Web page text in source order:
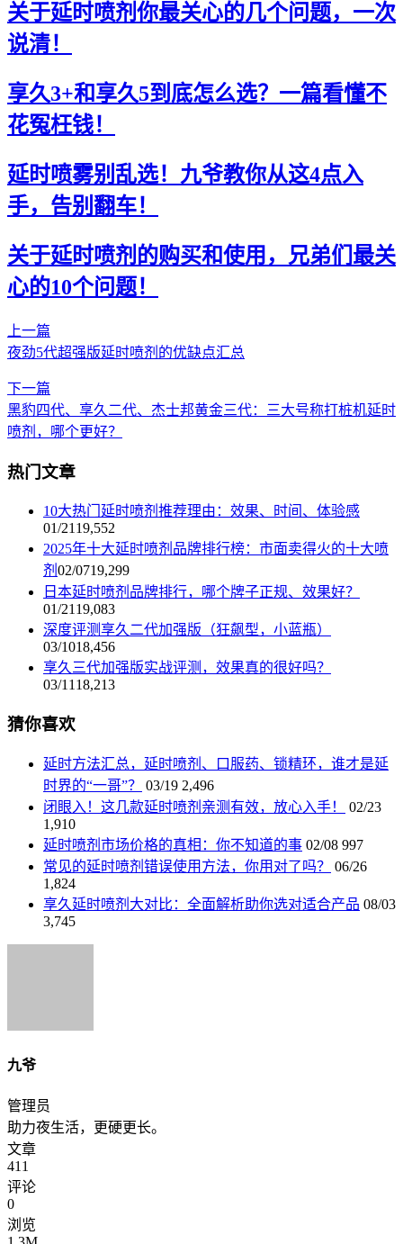
关于延时喷剂你最关心的几个问题，一次
说清！
享久3+和享久5到底怎么选？一篇看懂不
花冤枉钱！
延时喷雾别乱选！九爷教你从这4点入
手，告别翻车！
关于延时喷剂的购买和使用，兄弟们最关
心的10个问题！
上一篇
夜劲5代超强版延时喷剂的优缺点汇总
下一篇
黑豹四代、享久二代、杰士邦黄金三代：三大号称打桩机延时
喷剂，哪个更好？
热门文章
10大热门延时喷剂推荐理由：效果、时间、体验感
01/21 19,552
2025年十大延时喷剂品牌排行榜：市面卖得火的十大喷
剂 02/0719,299
日本延时喷剂品牌排行，哪个牌子正规、效果好？
01/21 19,083
深度评测享久二代加强版（狂飙型，小蓝瓶）
03/1018,456
享久三代加强版实战评测，效果真的很好吗？
03/11 18,213
猜你喜欢
延时方法汇总，延时喷剂、口服药、锁精环，谁才是延
时界的“一哥”？
03/19 2,496
闭眼入！这几款延时喷剂亲测有效，放心入手！
02/23
1,910
延时喷剂市场价格的真相：你不知道的事 02/08 997
常见的延时喷剂错误使用方法，你用对了吗？
06/26
1,824
享久延时喷剂大对比：全面解析助你选对适合产品 08/03
3,745
九爷
管理员
助力夜生活，更硬更长。
文章
411
评论
0
浏览